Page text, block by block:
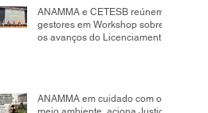
com o fortalecimento da
gestão ambiental
ANAMMA e CETESB reúnem
gestores em Workshop sobre
os avanços do Licenciamento
ANAMMA em cuidado com o